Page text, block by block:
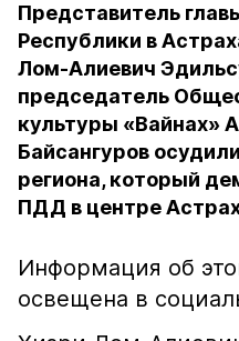
Представитель
Республики в
Лом-Алиевич
председатель
культуры «Вайнах»
Байсангуров
региона, который
ПДД в центре
Информация об
освещена в